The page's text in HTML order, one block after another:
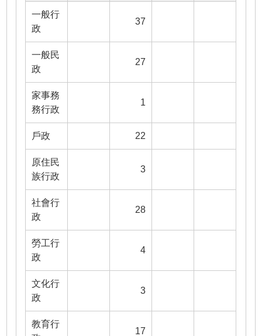
一般行
政
37
一般民
政
27
家事務
務行政
1
戶政 22
原住民
族行政
3
社會行
政
28
勞工行
政
4
文化行
政
3
教育行
17